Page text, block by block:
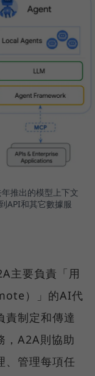
推出的模型上下文
API和其它數據服
主要負責「用
）」的AI代
責制定和傳達
，A2A則協助
、管理每項任